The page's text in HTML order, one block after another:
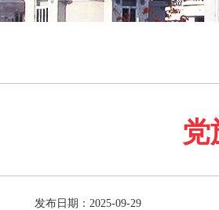
党
发布日期：2025-09-29